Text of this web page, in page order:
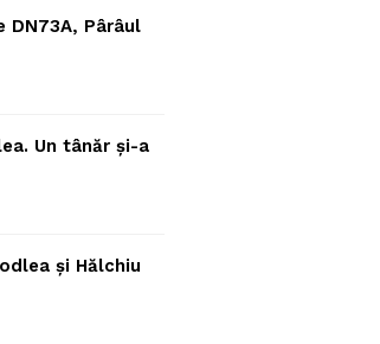
Pârâul
Un tânăr și-a
și Hălchiu